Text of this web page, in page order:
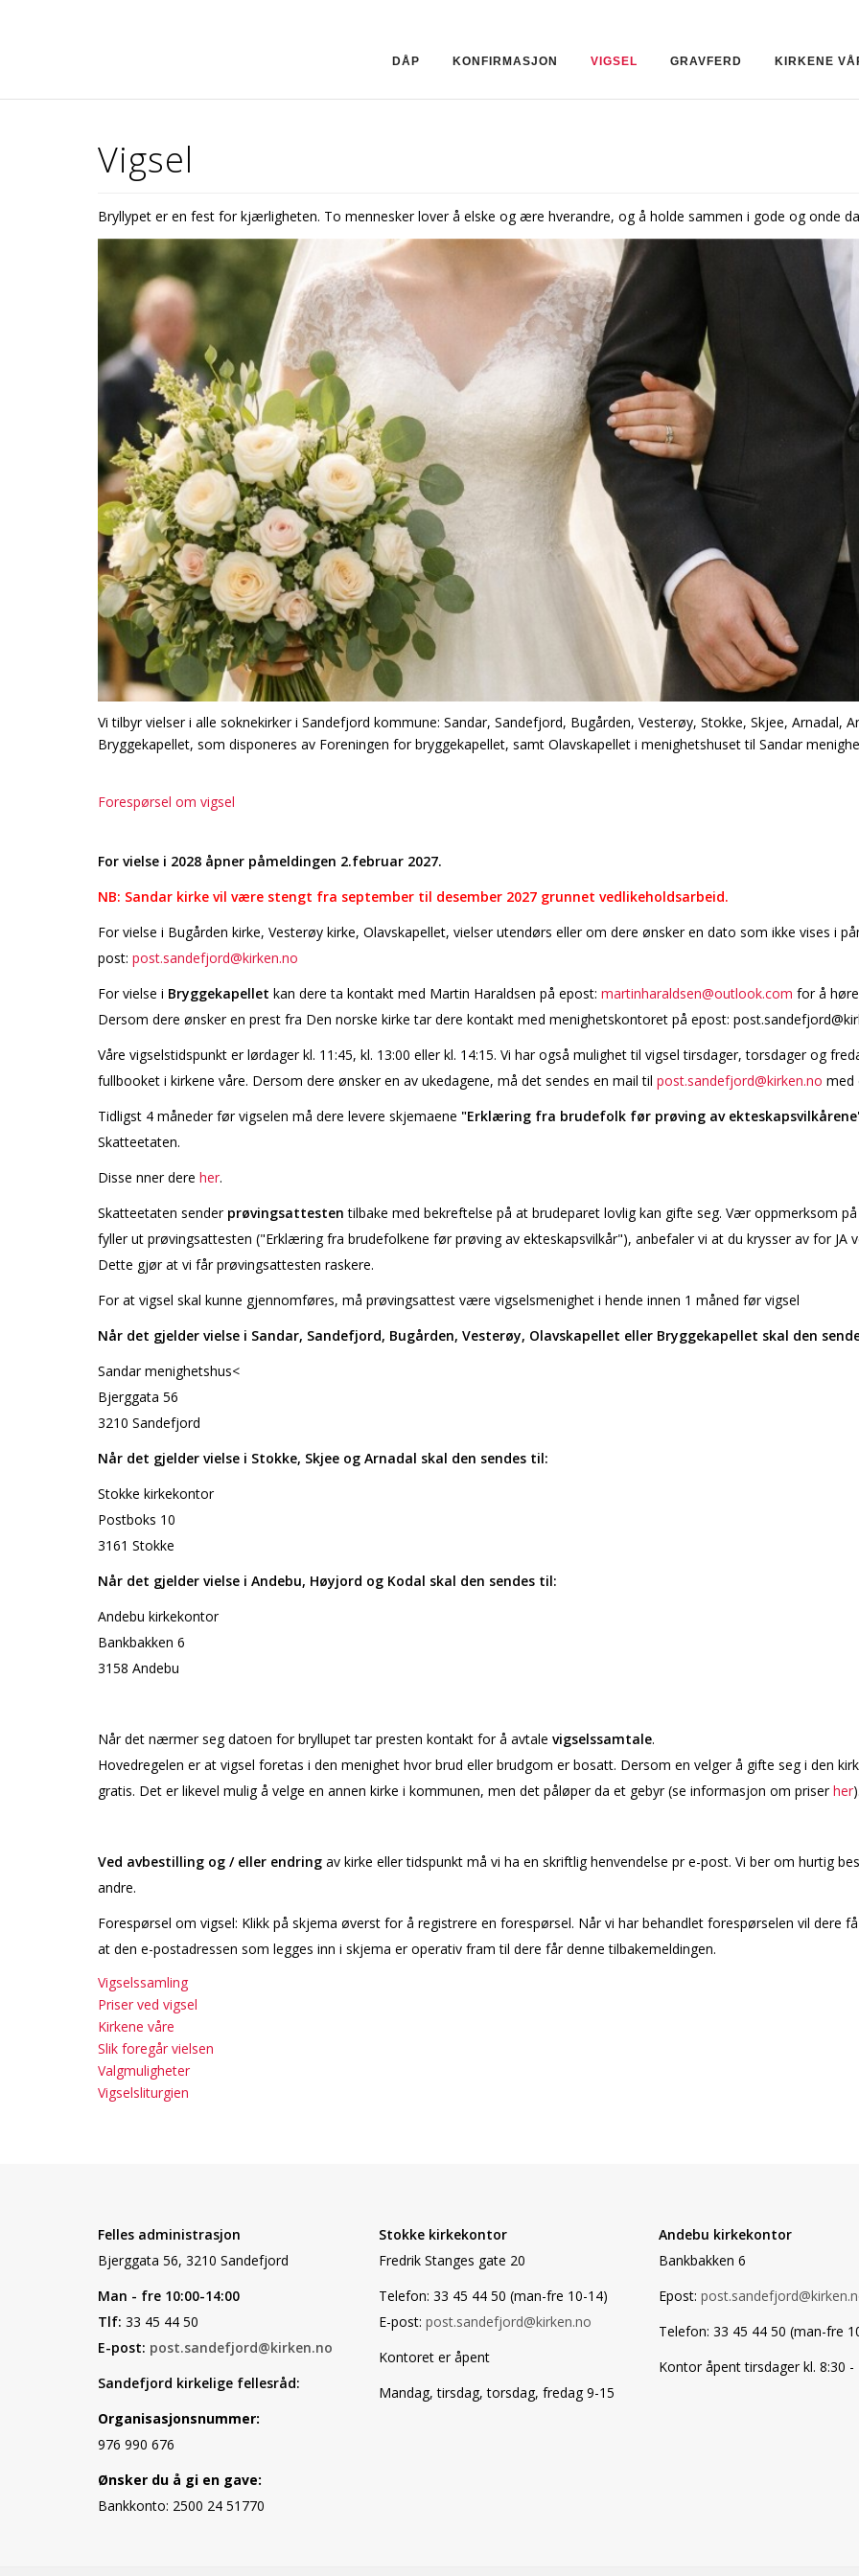
DÅP KONFIRMASJON VIGSEL GRAVFERD KIRKENE
Vigsel
Bryllypet er en fest for kjærligheten. To mennesker lover å elske og ære hverandre, og å holde sammen i gode og onde
Vi tilbyr vielser i alle soknekirker i Sandefjord kommune: Sandar, Sandefjord, Bugården, Vesterøy, Stokke, Skjee, Arnadal,
Bryggekapellet, som disponeres av Foreningen for bryggekapellet, samt Olavskapellet i menighetshuset til Sandar
Forespørsel om vigsel
For vielse i 2028 åpner påmeldingen 2.februar 2027.
NB: Sandar kirke vil være stengt fra september til desember 2027 grunnet vedlikeholdsarbeid.
For vielse i Bugården kirke, Vesterøy kirke, Olavskapellet, vielser utendørs eller om dere ønsker en dato som ikke vises i
post: post.sandefjord@kirken.no
For vielse i Bryggekapellet kan dere ta kontakt med Martin Haraldsen på epost: martinharaldsen@outlook.com for å
Dersom dere ønsker en prest fra Den norske kirke tar dere kontakt med menighetskontoret på epost:
Våre vigselstidspunkt er lørdager kl. 11:45, kl. 13:00 eller kl. 14:15. Vi har også mulighet til vigsel tirsdager, torsdager og
fullbooket i kirkene våre. Dersom dere ønsker en av ukedagene, må det sendes en mail til post.sandefjord@kirken.no med
Tidligst 4 måneder før vigselen må dere levere skjemaene "Erklæring fra brudefolk før prøving av
Skatteetaten.
Disse finner dere her.
Skatteetaten sender prøvingsattestentilbake med bekreftelse på at brudeparet lovlig kan gifte seg. Vær oppmerksom
fyller ut prøvingsattesten ("Erklæring fra brudefolkene før prøving av ekteskapsvilkår"), anbefaler vi at du krysser av for JA
Dette gjør at vi får prøvingsattesten raskere.
For at vigsel skal kunne gjennomføres, må prøvingsattest være vigselsmenighet i hende innen 1 måned før vigsel
Når det gjelder vielse i Sandar, Sandefjord, Bugården, Vesterøy, Olavskapellet eller Bryggekapellet skal den
Sandar menighetshus<
Bjerggata 56
3210 Sandefjord
Når det gjelder vielse i Stokke, Skjee og Arnadal skal den sendes til:
Stokke kirkekontor
Postboks 10
3161 Stokke
Når det gjelder vielse i Andebu, Høyjord og Kodal skal den sendes til:
Andebu kirkekontor
Bankbakken 6
3158 Andebu
Når det nærmer seg datoen for bryllupet tar presten kontakt for å avtale vigselssamtale.
Hovedregelen er at vigsel foretas i den menighet hvor brud eller brudgom er bosatt. Dersom en velger å gifte seg i den
gratis. Det er likevel mulig å velge en annen kirke i kommunen, men det påløper da et gebyr (se informasjon om priserher
Ved avbestilling og / eller endring av kirke eller tidspunkt må vi ha en skriftlig henvendelse pr e-post. Vi ber om hurtig
andre.
Forespørsel om vigsel: Klikk på skjema øverst for å registrere en forespørsel. Når vi har behandlet forespørselen vil dere
at den e-postadressen som legges inn i skjema er operativ fram til dere får denne tilbakemeldingen.
Vigselssamling
Priser ved vigsel
Kirkene våre
Slik foregår vielsen
Valgmuligheter
Vigselsliturgien
Felles administrasjon
Bjerggata 56, 3210 Sandefjord
Man - fre 10:00-14:00
Tlf: 33 45 44 50
E-post: post.sandefjord@kirken.no
Sandefjord kirkelige fellesråd:
Organisasjonsnummer:
976 990 676
Ønsker du å gi en gave:
Bankkonto: 2500 24 51770
Stokke kirkekontor
Fredrik Stanges gate 20
Telefon: 33 45 44 50 (man-fre 10-14)
E-post: post.sandefjord@kirken.no
Kontoret er åpent
Mandag, tirsdag, torsdag, fredag 9-15
Andebu kirkekontor
Bankbakken 6
Epost:
Telefon: 33 45 44 50 (man-fre
Kontor åpent tirsdager kl. 8:30 -